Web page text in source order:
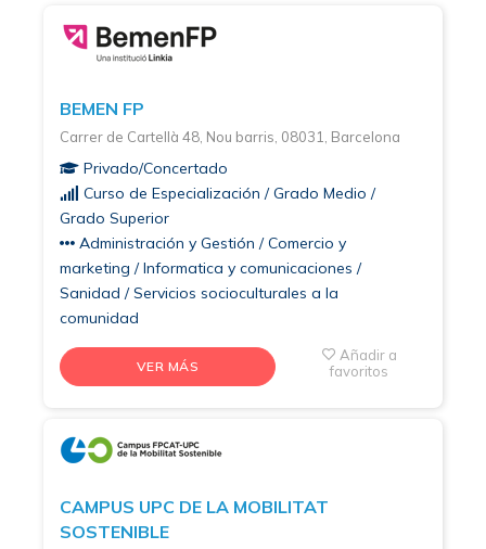
BEMEN FP
Carrer de Cartellà 48, Nou barris, 08031, Barcelona
Privado/Concertado
Curso de Especialización / Grado Medio /
Grado Superior
Administración y Gestión / Comercio y
marketing / Informatica y comunicaciones /
Sanidad / Servicios socioculturales a la
comunidad
VER MÁS
Añadir a
favoritos
CAMPUS UPC DE LA MOBILITAT
SOSTENIBLE